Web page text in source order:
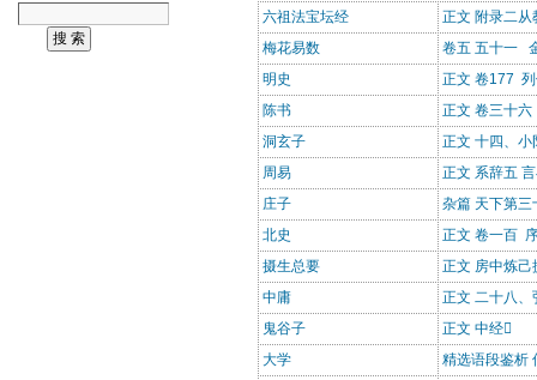
六祖法宝坛经
正文 附录二从
梅花易数
卷五 五十一
明史
正文 卷177
陈书
正文 卷三十
洞玄子
正文 十四、小
周易
正文 系辞五
庄子
杂篇 天下第三
北史
正文 卷一百
摄生总要
正文 房中炼己
中庸
正文 二十八、
鬼谷子
正文 中经
大学
精选语段鉴